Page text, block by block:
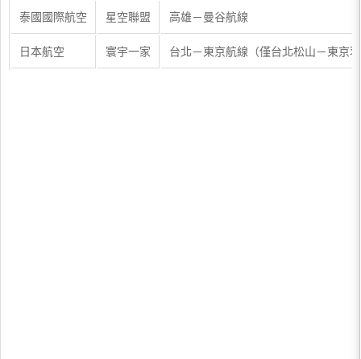
泰國國際航空 星空聯盟 高雄－曼谷航線
日本航空 寰宇一家 台北－東京航線（僅台北松山－東京